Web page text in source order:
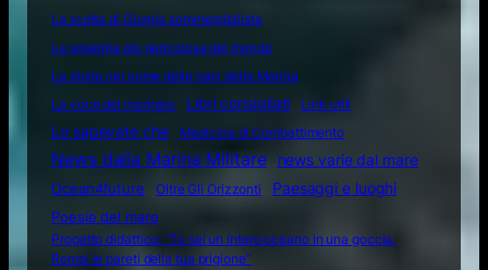
La scelta di Giorgia sommergibilista
La spiaggia più pericolosa del mondo
La storia nel nome delle navi della Marina
La voce del marinaio
Libri consigliati Link utili
Lo sapevate che Medicina di Combattimento
News dalla Marina Militare
news varie dal mare
Ocean4future
Oltre Gli Orizzonti
Paesaggi e luoghi
Poesie del mare
Progetto didattico: “Tu sei un intero oceano in una goccia.
Rompi le pareti della tua prigione”